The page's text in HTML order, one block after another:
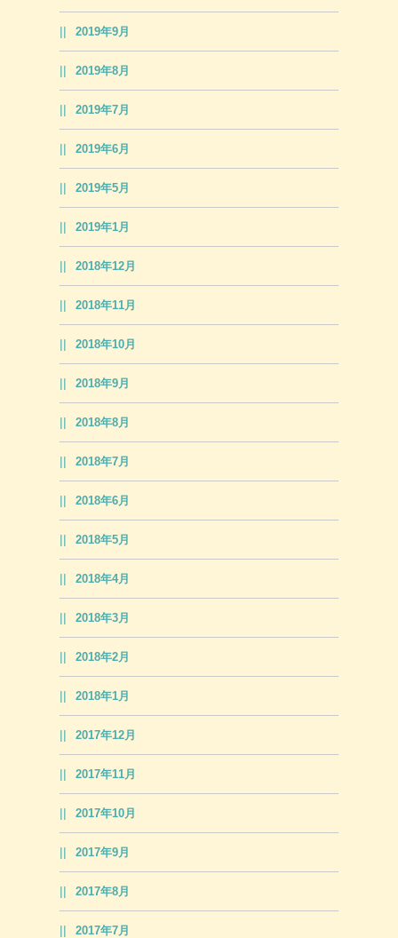
2019年9月
2019年8月
2019年7月
2019年6月
2019年5月
2019年1月
2018年12月
2018年11月
2018年10月
2018年9月
2018年8月
2018年7月
2018年6月
2018年5月
2018年4月
2018年3月
2018年2月
2018年1月
2017年12月
2017年11月
2017年10月
2017年9月
2017年8月
2017年7月